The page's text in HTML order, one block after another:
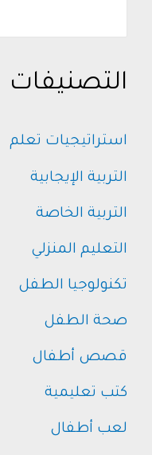
التصنيفات
استراتيجيات تعلم
التربية الإيجابية
التربية الخاصة
التعليم المنزلي
تكنولوجيا الطفل
صحة الطفل
قصص أطفال
كتب تعليمية
لعب أطفال